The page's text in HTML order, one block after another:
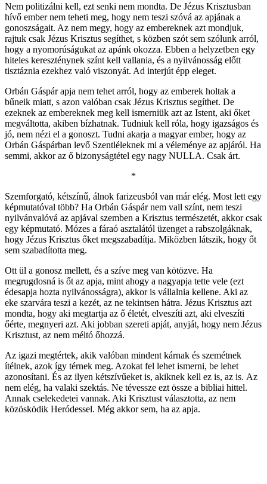
Nem politizálni kell, ezt senki nem mondta. De Jézus Krisztusban
hívő ember nem teheti meg, hogy nem teszi szóvá az apjának a
gonoszságait. Az nem megy, hogy az embereknek azt mondjuk,
rajtuk csak Jézus Krisztus segíthet, s közben szót sem szólunk arról,
hogy a nyomorúságukat az apánk okozza. Ebben a helyzetben egy
hiteles kereszténynek színt kell vallania, és a nyilvánosság előtt
tisztáznia ezekhez való viszonyát. Ad interjút épp eleget.
Orbán Gáspár apja nem tehet arról, hogy az emberek holtak a
bűneik miatt, s azon valóban csak Jézus Krisztus segíthet. De
ezeknek az embereknek meg kell ismerniük azt az Istent, aki őket
megváltotta, akiben bízhatnak. Tudniuk kell róla, hogy igazságos és
jó, nem nézi el a gonoszt. Tudni akarja a magyar ember, hogy az
Orbán Gáspárban levő Szentléleknek mi a véleménye az apjáról. Ha
semmi, akkor az ő bizonyságtétel egy nagy NULLA. Csak árt.
*
Szemforgató, kétszínű, álnok farizeusból van már elég. Most lett egy
képmutatóval több? Ha Orbán Gáspár nem vall színt, nem teszi
nyilvánvalóvá az apjával szemben a Krisztus természetét, akkor csak
egy képmutató. Mózes a fáraó asztalától üzenget a rabszolgáknak,
hogy Jézus Krisztus őket megszabadítja. Miközben látszik, hogy őt
sem szabadította meg.
Ott ül a gonosz mellett, és a szíve meg van kötözve. Ha
megrugdosná is őt az apja, mint ahogy a nagyapja tette vele (ezt
édesapja hozta nyilvánosságra), akkor is vállalnia kellene. Aki az
eke szarvára teszi a kezét, az ne tekintsen hátra. Jézus Krisztus azt
mondta, hogy aki megtartja az ő életét, elveszíti azt, aki elveszíti
őérte, megnyeri azt. Aki jobban szereti apját, anyját, hogy nem Jézus
Krisztust, az nem méltó őhozzá.
Az igazi megtértek, akik valóban mindent kárnak és szemétnek
ítélnek, azok így térnek meg. Azokat fel lehet ismerni, be lehet
azonosítani. És az ilyen kétszívűeket is, akiknek kell ez is, az is. Az
nem elég, ha valaki szektás. Ne tévessze ezt össze a bibliai hittel.
Annak cselekedetei vannak. Aki Krisztust választotta, az nem
közösködik Heródessel. Még akkor sem, ha az apja.